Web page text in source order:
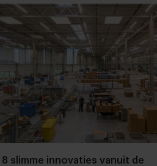
8 slimme innovaties vanuit de